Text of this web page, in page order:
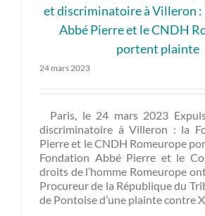
et discriminatoire à Villeron :
Abbé Pierre et le CNDH
portent plainte
24 mars 2023
Paris, le 24 mars 2023
discriminatoire à Villeron : la
Pierre et le CNDH Romeurope
Fondation Abbé Pierre et le
droits de l’homme Romeurope
Procureur de la République du
de Pontoise d’une plainte contre